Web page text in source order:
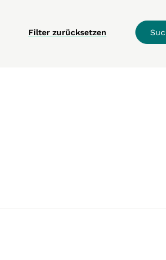
Filter zurücksetzen